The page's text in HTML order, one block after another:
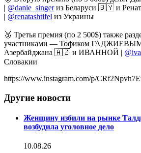
| @danie_singerиз Беларуси 🇧🇾 и
| @renatashtifel из Украины
🥉 Третья премия (по 2 500$) также
участниками — Тофиком
Азербайджана 🇦🇿 и ИВАННОЙ |
Словакии⠀
https://www.instagram.com/p/
Другие новости
Женщину избили на рынке
возбудила уголовное дело
10.08.26